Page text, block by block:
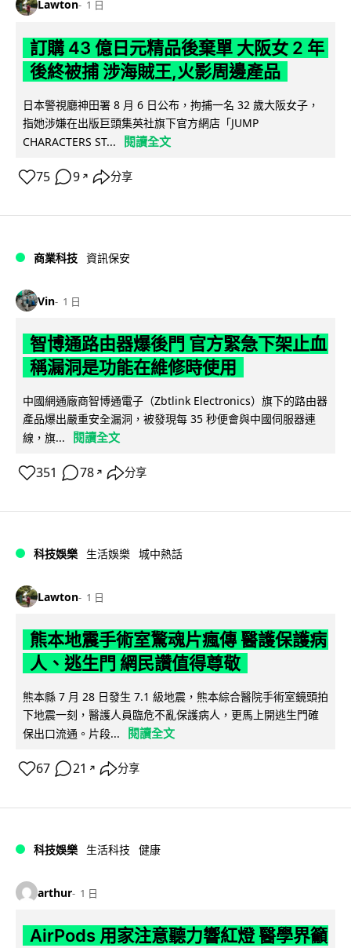
Lawton 1 日
訂購 43 億日元精品後棄單 大阪女 2 年
後終被捕 涉海賊王,火影周邊產品
日本警視廳神田署 8 月 6 日公布，拘捕一名 32 歲大阪女子，
指她涉嫌在出版巨頭集英社旗下官方網店「JUMP
CHARACTERS ST...
閱讀全文
75 9 ↗ 分享
商業科技 資訊保安
Vin 1 日
智博通路由器爆後門 官方緊急下架止血
稱漏洞是功能在維修時使用
中國網通廠商智博通電子（Zbtlink Electronics）旗下的路由器
產品爆出嚴重安全漏洞，被發現每 35 秒便會與中國伺服器連
線，旗...
閱讀全文
351 78 ↗ 分享
科技娛樂 生活娛樂 城中熱話
Lawton 1 日
熊本地震手術室驚魂片瘋傳 醫護保護病
人、逃生門 網民讚值得尊敬
熊本縣 7 月 28 日發生 7.1 級地震，熊本綜合醫院手術室鏡頭拍
下地震一刻，醫護人員臨危不亂保護病人，更馬上開逃生門確
保出口流通。片段...
閱讀全文
67 21 ↗ 分享
科技娛樂 生活科技 健康
arthur 1 日
AirPods 用家注意聽力響紅燈 醫學界籲